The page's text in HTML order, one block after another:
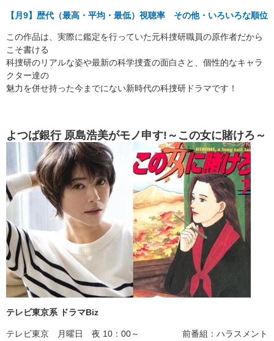
【月9】歴代（最高・平均・最低）視聴率 その他・いろいろな順位
この作品は、実際に鑑定を行っていた元科捜研職員の原作者だから
こそ書ける
科捜研のリアルな姿や最新の科学捜査の面白さと、個性的なキャラ
クター達の
魅力を併せ持った今までにない新時代の科捜研ドラマです！
よつば銀行 原島浩美がモノ申す!～この女に賭けろ～
テレビ東京系 ドラマBiz
テレビ東京 月曜日 夜 10：00～ 前番組：ハラスメント